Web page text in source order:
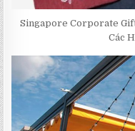
Singapore Corporate
Các